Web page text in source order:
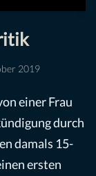
2019
einer Frau
durch
damals 15-
ersten